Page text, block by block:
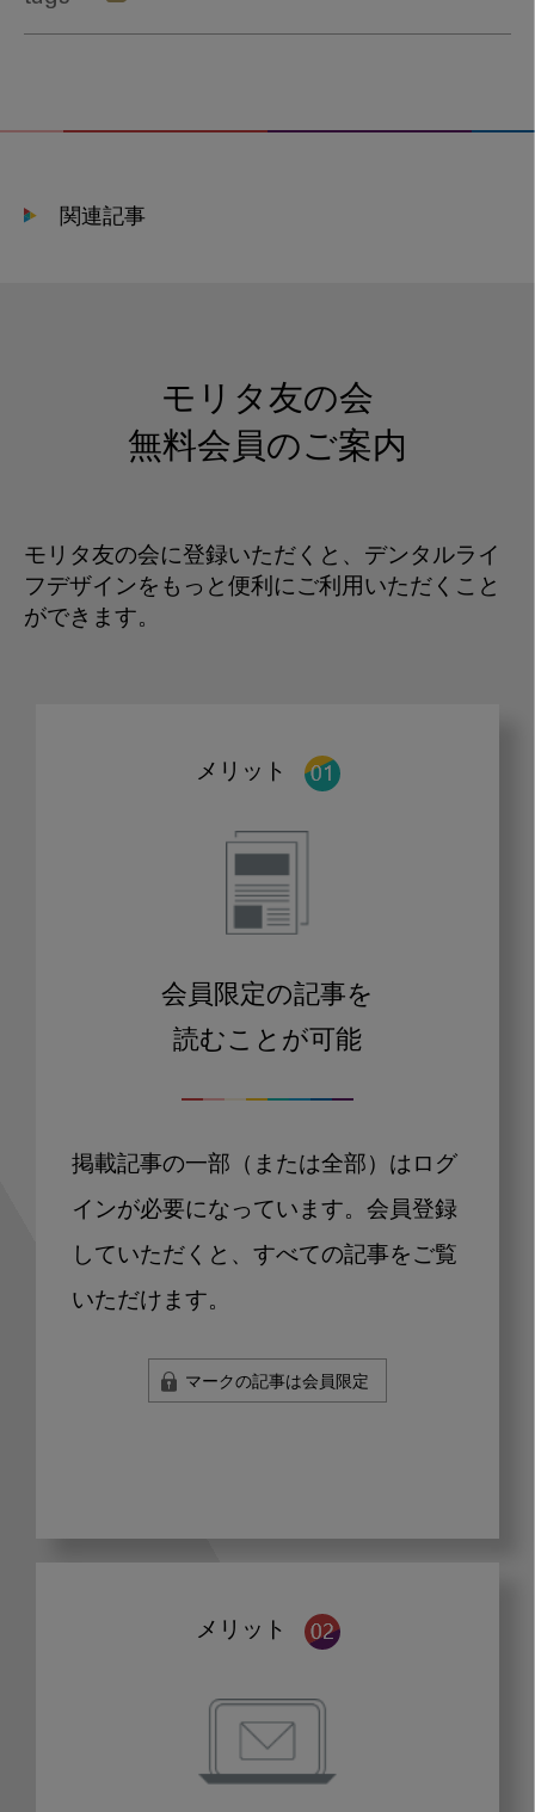
関連記事
モリタ友の会
無料会員のご案内
モリタ友の会に登録いただくと、デンタルライ
フデザインをもっと便利にご利用いただくこと
ができます。
メリット
会員限定の記事を
読むことが可能
掲載記事の一部（または全部）はログ
インが必要になっています。会員登録
していただくと、すべての記事をご覧
いただけます。
マークの記事は会員限定
メリット